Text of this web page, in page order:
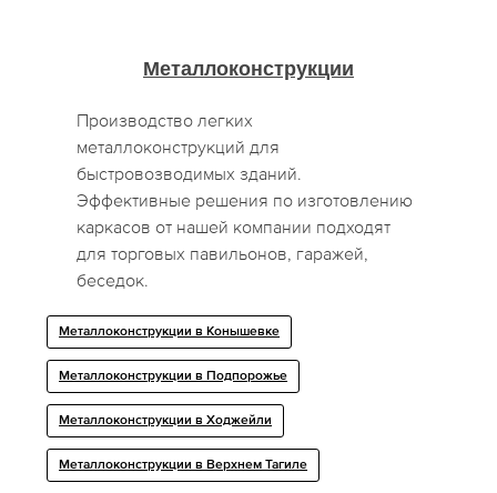
Металлоконструкции
Производство легких
металлоконструкций для
быстровозводимых зданий.
Эффективные решения по изготовлению
каркасов от нашей компании подходят
для торговых павильонов, гаражей,
беседок.
Металлоконструкции в Конышевке
Металлоконструкции в Подпорожье
Металлоконструкции в Ходжейли
Металлоконструкции в Верхнем Тагиле